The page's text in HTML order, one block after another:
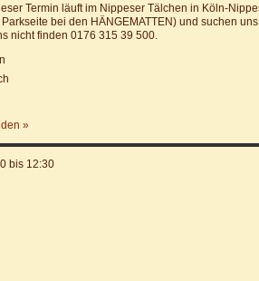
Termin läuft im Nippeser Tälchen in Köln-
bei den HÄNGEMATTEN) und suchen
nicht finden 0176 315 39 500.
bis 12:30